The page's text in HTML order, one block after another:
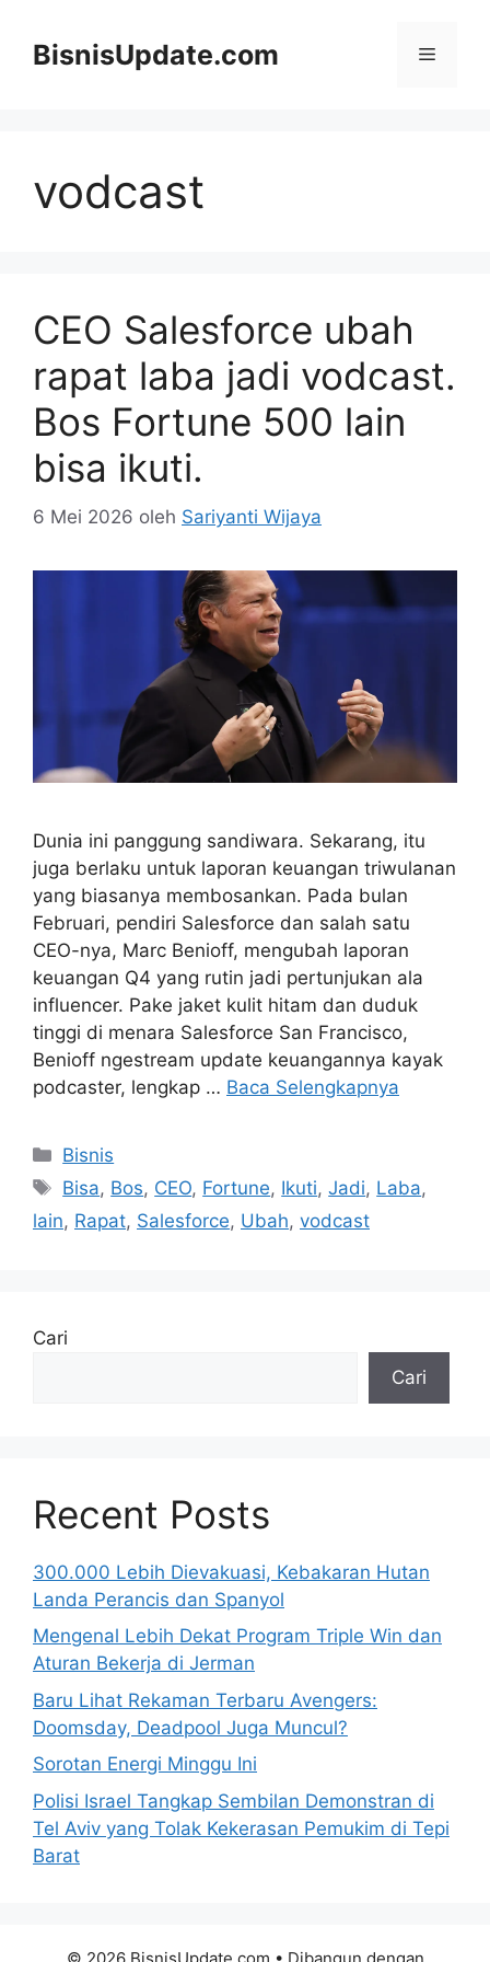
BisnisUpdate.com Menu
vodcast
CEO Salesforce ubah
rapat laba jadi vodcast.
Bos Fortune 500 lain
bisa ikuti.
6 Mei 2026 oleh Sariyanti Wijaya
Dunia ini panggung sandiwara. Sekarang, itu
juga berlaku untuk laporan keuangan triwulanan
yang biasanya membosankan. Pada bulan
Februari, pendiri Salesforce dan salah satu
CEO-nya, Marc Benioff, mengubah laporan
keuangan Q4 yang rutin jadi pertunjukan ala
influencer. Pake jaket kulit hitam dan duduk
tinggi di menara Salesforce San Francisco,
Benioff ngestream update keuangannya kayak
podcaster, lengkap … Baca Selengkapnya
Kategori
Bisnis
Tag
Bisa, Bos, CEO, Fortune, Ikuti,Jadi, Laba,
lain, Rapat, Salesforce, Ubah, vodcast
Cari
Cari
Recent Posts
300.000 Lebih Dievakuasi, Kebakaran Hutan
Landa Perancis dan Spanyol
Mengenal Lebih Dekat Program Triple Win dan
Aturan Bekerja di Jerman
Baru Lihat Rekaman Terbaru Avengers:
Doomsday, Deadpool Juga Muncul?
Sorotan Energi Minggu Ini
Polisi Israel Tangkap Sembilan Demonstran di
Tel Aviv yang Tolak Kekerasan Pemukim di Tepi
Barat
© 2026 BisnisUpdate.com • Dibangun dengan